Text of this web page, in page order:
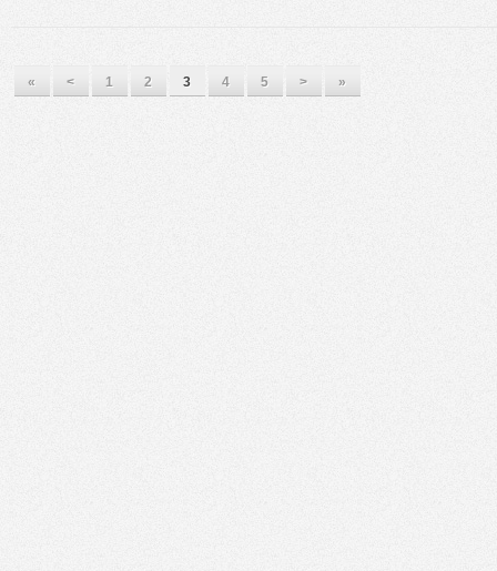
« < 1 2 3 4 5 > »